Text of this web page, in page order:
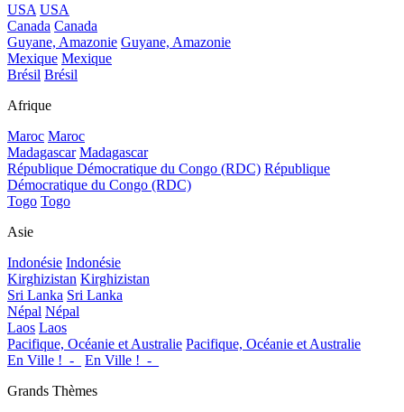
USA USA
Canada Canada
Guyane, Amazonie Guyane, Amazonie
Mexique Mexique
Brésil Brésil
Afrique
Maroc Maroc
Madagascar Madagascar
République Démocratique du Congo (RDC) République
Démocratique du Congo (RDC)
Togo Togo
Asie
Indonésie Indonésie
Kirghizistan Kirghizistan
Sri Lanka Sri Lanka
Népal Népal
Laos Laos
Pacifique, Océanie et Australie Pacifique, Océanie et Australie
En Ville !_-_
En Ville !_-_
Grands Thèmes